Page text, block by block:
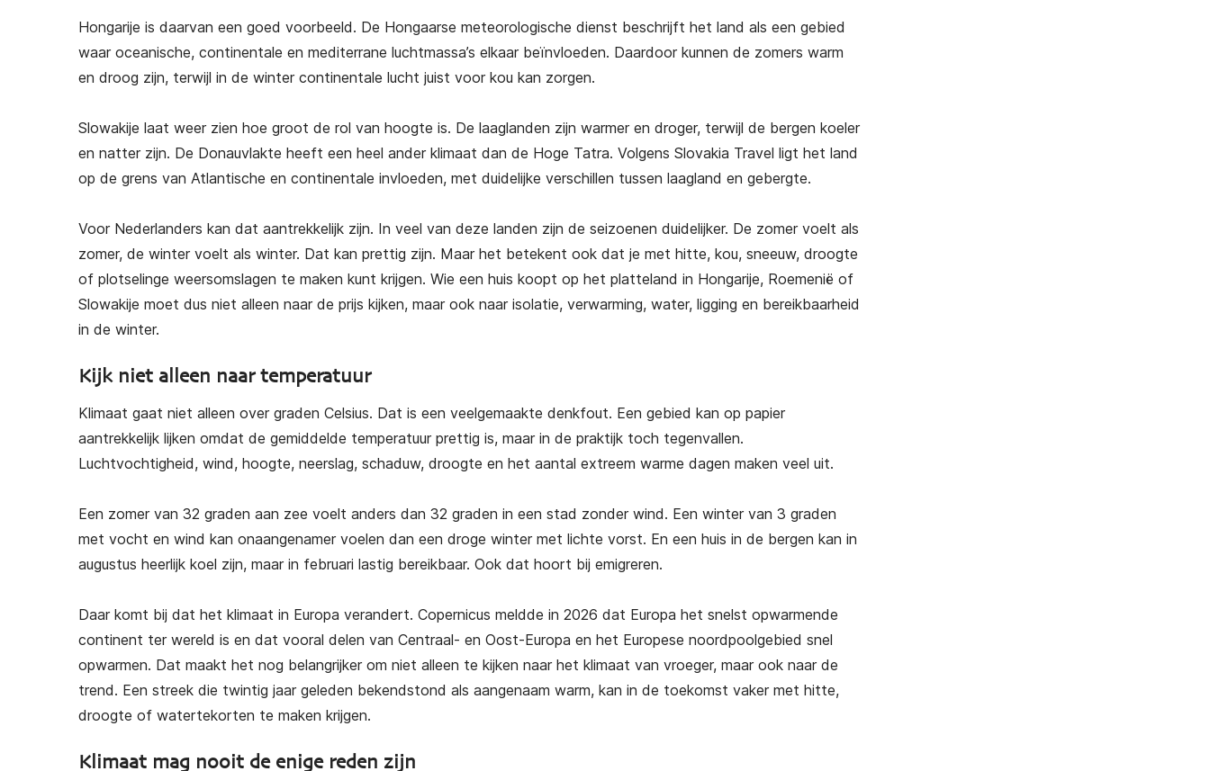
Hongarije is daarvan een goed voorbeeld. De Hongaarse meteorologische dienst beschrijft het land als een gebied
waar oceanische, continentale en mediterrane luchtmassa’s elkaar beïnvloeden. Daardoor kunnen de zomers warm
en droog zijn, terwijl in de winter continentale lucht juist voor kou kan zorgen.
Slowakije laat weer zien hoe groot de rol van hoogte is. De laaglanden zijn warmer en droger, terwijl de bergen koeler
en natter zijn. De Donauvlakte heeft een heel ander klimaat dan de Hoge Tatra. Volgens Slovakia Travel ligt het land
op de grens van Atlantische en continentale invloeden, met duidelijke verschillen tussen laagland en gebergte.
Voor Nederlanders kan dat aantrekkelijk zijn. In veel van deze landen zijn de seizoenen duidelijker. De zomer voelt als
zomer, de winter voelt als winter. Dat kan prettig zijn. Maar het betekent ook dat je met hitte, kou, sneeuw, droogte
of plotselinge weersomslagen te maken kunt krijgen. Wie een huis koopt op het platteland in Hongarije, Roemenië of
Slowakije moet dus niet alleen naar de prijs kijken, maar ook naar isolatie, verwarming, water, ligging en bereikbaarheid
in de winter.
Kijk niet alleen naar temperatuur
Klimaat gaat niet alleen over graden Celsius. Dat is een veelgemaakte denkfout. Een gebied kan op papier
aantrekkelijk lijken omdat de gemiddelde temperatuur prettig is, maar in de praktijk toch tegenvallen.
Luchtvochtigheid, wind, hoogte, neerslag, schaduw, droogte en het aantal extreem warme dagen maken veel uit.
Een zomer van 32 graden aan zee voelt anders dan 32 graden in een stad zonder wind. Een winter van 3 graden
met vocht en wind kan onaangenamer voelen dan een droge winter met lichte vorst. En een huis in de bergen kan in
augustus heerlijk koel zijn, maar in februari lastig bereikbaar. Ook dat hoort bij emigreren.
Daar komt bij dat het klimaat in Europa verandert. Copernicus meldde in 2026 dat Europa het snelst opwarmende
continent ter wereld is en dat vooral delen van Centraal- en Oost-Europa en het Europese noordpoolgebied snel
opwarmen. Dat maakt het nog belangrijker om niet alleen te kijken naar het klimaat van vroeger, maar ook naar de
trend. Een streek die twintig jaar geleden bekendstond als aangenaam warm, kan in de toekomst vaker met hitte,
droogte of watertekorten te maken krijgen.
Klimaat mag nooit de enige reden zijn